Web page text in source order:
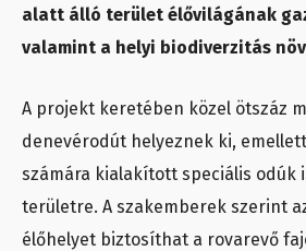
alatt álló terület élővilágának
valamint a helyi biodiverzitás
A projekt keretében közel ötszáz
denevérodút helyeznek ki,
számára kialakított speciális odúk
területre. A szakemberek szerint
élőhelyet biztosíthat a rovarevő